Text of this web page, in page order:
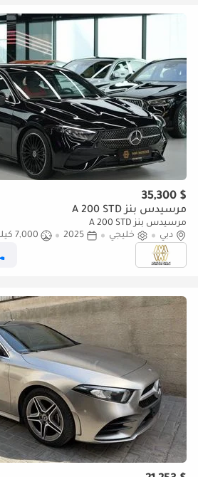
$ 35,300
مرسيدس بنز A 200 STD
مرسيدس بنز A 200 STD
دبي
خليجي 2025
7,000 كيلومتر